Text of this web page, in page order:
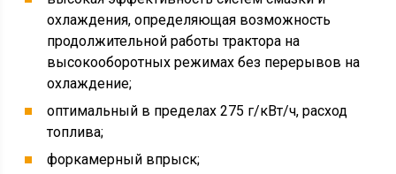
охлаждения, определяющая возможность
продолжительной работы трактора на
высокооборотных режимах без перерывов на
охлаждение;
оптимальный в пределах 275 г/кВт/ч, расход
топлива;
форкамерный впрыск;